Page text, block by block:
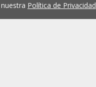
Política de Privacidad